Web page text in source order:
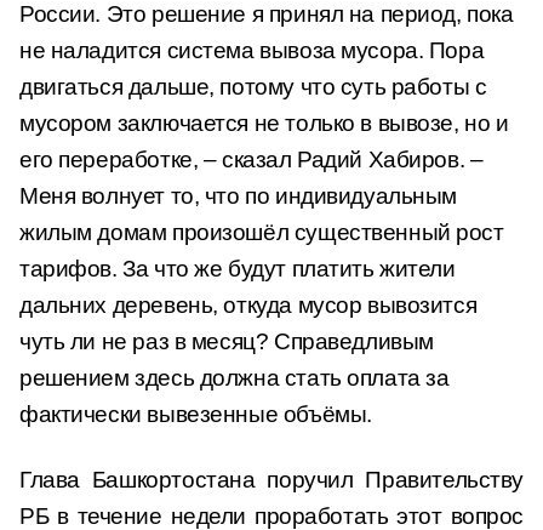
России. Это решение я принял на период, пока
не наладится система вывоза мусора. Пора
двигаться дальше, потому что суть работы с
мусором заключается не только в вывозе, но и
его переработке, – сказал Радий Хабиров. –
Меня волнует то, что по индивидуальным
жилым домам произошёл существенный рост
тарифов. За что же будут платить жители
дальних деревень, откуда мусор вывозится
чуть ли не раз в месяц? Справедливым
решением здесь должна стать оплата за
фактически вывезенные объёмы.
Глава Башкортостана поручил Правительству
РБ в течение недели проработать этот вопрос